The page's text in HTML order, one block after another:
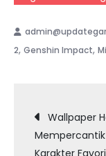
2, Genshin Impact,
Post
Wallpaper
Karakter